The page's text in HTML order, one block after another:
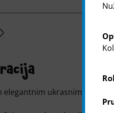
ukrasnim